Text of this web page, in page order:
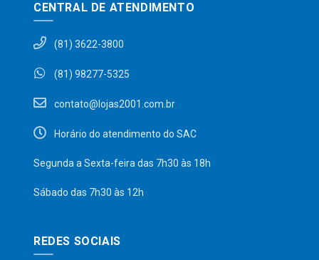
CENTRAL DE ATENDIMENTO
(81) 3622-3800
(81) 98277-5325
contato@lojas2001.com.br
Horário do atendimento do SAC
Segunda a Sexta-feira das 7h30 às 18h
Sábado das 7h30 às 12h
REDES SOCIAIS